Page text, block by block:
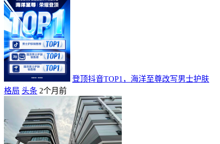
登顶抖音TOP1，海洋至尊改写男士护肤
格局 头条 2个月前